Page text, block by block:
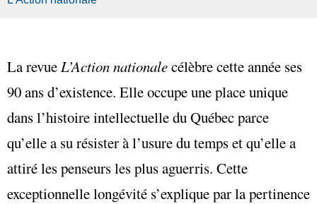
La revueL’Action nationalecélèbre cette année ses
90 ans d’existence. Elle occupe une place unique
dans l’histoire intellectuelle du Québec parce
qu’elle a su résister à l’usure du temps et qu’elle a
attiré les penseurs les plus aguerris. Cette
exceptionnelle longévité s’explique par la pertinence